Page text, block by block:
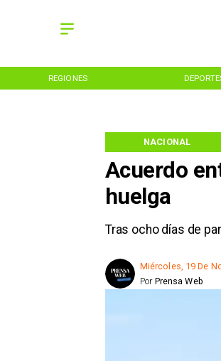
REGIONES
Acuerdo
huelga
Tras ocho días de
NACIONAL
Miércoles, 19 De
Prensa Web
Por